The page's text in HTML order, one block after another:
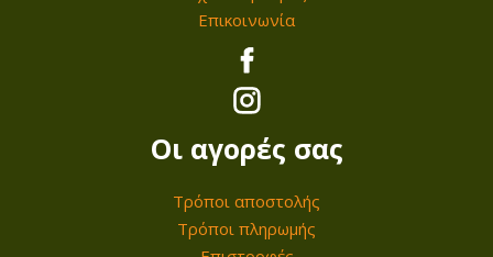
Επικοινωνία
Οι αγορές σας
Τρόποι αποστολής
Τρόποι πληρωμής